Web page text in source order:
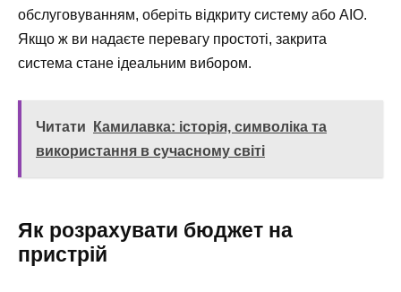
обслуговуванням, оберіть відкриту систему або AIO.
Якщо ж ви надаєте перевагу простоті, закрита
система стане ідеальним вибором.
Читати
Камилавка: історія, символіка та
використання в сучасному світі
Як розрахувати бюджет на
пристрій